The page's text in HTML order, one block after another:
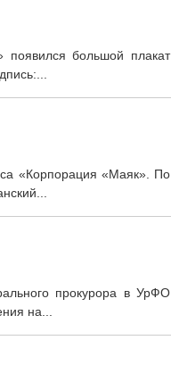
появился большой плакат
«Корпорация «Маяк». По
прокурора в УрФО
на...